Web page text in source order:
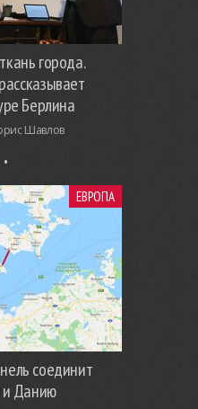
города.
Берлина
Шавлов
ЕВРОПА
соединит
и Данию